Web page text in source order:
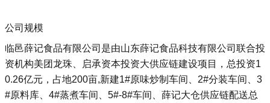
公司规模
临邑薛记食品有限公司是由山东薛记食品科技有限公司联合投
资机构美团龙珠、启承资本投资大供应链建设项目，总投资1
0.26亿元，占地200亩,新建1#原味炒制车间、2#分装车间、3
#原料库、4#蒸煮车间、5#-8#车间、薛记大仓供应链配送总